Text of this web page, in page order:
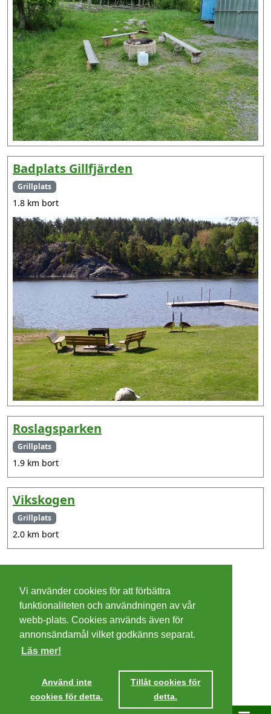
Badplats Gillfjärden
Grillplats
1.8 km bort
Roslagsparken
Grillplats
1.9 km bort
Vikskogen
Grillplats
2.0 km bort
Ta mig dit
Cookies
Integritetspolicy
Villkor
Vi använder cookies för att förbättra
funktionaliteten och användningen av vår
webb-plats. Cookies används även för
annonsändamål vilket godkänns separat.
Läs mer!
Använd inte
cookies för detta.
Tillåt cookies för
detta.